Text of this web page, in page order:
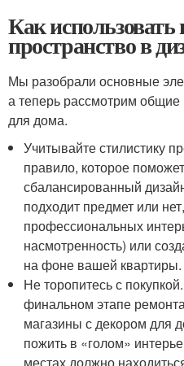
Как использовать
пространство в
Мы разобрали основные
а теперь рассмотрим
для дома.
Учитывайте стилистику
правило, которое
сбалансированный
подходит предмет или
профессиональных
насмотренность) или
на фоне вашей квартиры.
Не торопитесь с
финальном этапе
магазины с декором для
пожить в «голом»
местах должно